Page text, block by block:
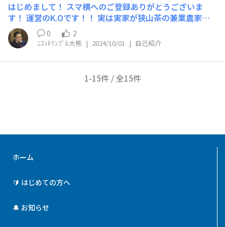
はじめまして！ スマ横へのご登録ありがとうございま
す！ 運営のK.Oです！！ 実は実家が狭山茶の兼業農家
で、学生時代はよくお茶刈りや家庭菜園の耕作なども手伝
っていました。 これからみなさまと一緒にスマ横を盛り
上げていきたいと思っています！ 色々と弊社からも情報
発信などしていきますので、是非ごらんください！
0 2
ﾆｺﾝﾄﾘﾝﾌﾞﾙ大熊 | 2024/10/01 | 自己紹介
1-15件 / 全15件
ホーム
🔰 はじめての方へ
🔔 お知らせ